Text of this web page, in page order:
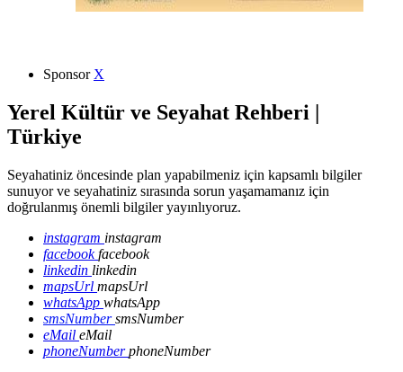
Sponsor X
Yerel Kültür ve Seyahat Rehberi |
Türkiye
Seyahatiniz öncesinde plan yapabilmeniz için kapsamlı bilgiler
sunuyor ve seyahatiniz sırasında sorun yaşamamanız için
doğrulanmış önemli bilgiler yayınlıyoruz.
instagram instagram
facebookfacebook
linkedin linkedin
mapsUrl mapsUrl
whatsApp whatsApp
smsNumbersmsNumber
eMail eMail
phoneNumberphoneNumber